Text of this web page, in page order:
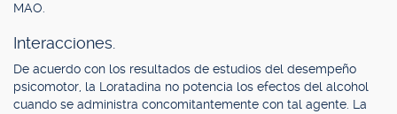
MAO.
Interacciones.
De acuerdo con los resultados de estudios del desempeño
psicomotor, la Loratadina no potencia los efectos del alcohol
cuando se administra concomitantemente con tal agente. La